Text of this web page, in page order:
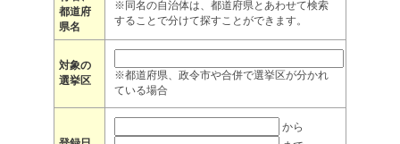
都道府
県名
※同名の自治体は、都道府県とあわせて検索
することで分けて探すことができます。
対象の
選挙区
※都道府県、政令市や合併で選挙区が分かれ
ている場合
から